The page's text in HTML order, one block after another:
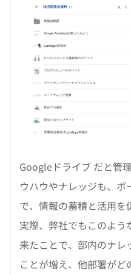
Googleドライブ だと管
ウハウやナレッジも、ポ
で、情報の蓄積と活用を
実際、弊社でもこのよ
来たことで、部内のナレ
ことが増え、他部署が